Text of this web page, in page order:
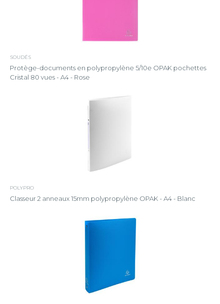
SOUDÉS
Protège-documents en polypropylène 5/10e OPAK pochettes
Cristal 80 vues - A4 - Rose
POLYPRO
Classeur 2 anneaux 15mm polypropylène OPAK - A4 - Blanc